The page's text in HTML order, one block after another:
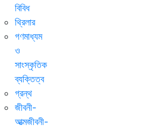
বিবিধ
থ্রিলার
গণমাধ্যম
ও
সাংস্কৃতিক
ব্যক্তিত্ব
গ্রন্থ
জীবনী-
আত্মজীবনী-